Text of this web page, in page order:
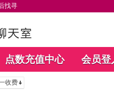
找寻
点数充值中心 会员登
收费